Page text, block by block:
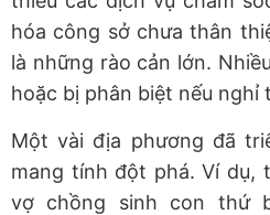
hóa công sở chưa thân
là những rào cản lớn.
hoặc bị phân biệt nếu nghỉ
Một vài địa phương đã
mang tính đột phá. Ví dụ,
vợ chồng sinh con thứ